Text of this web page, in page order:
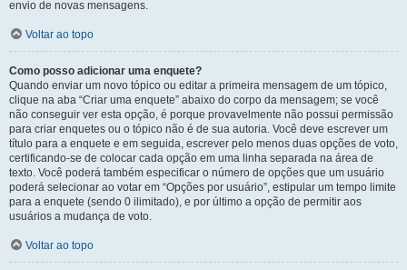
envio de novas mensagens.
Voltar ao topo
Como posso adicionar uma enquete?
Quando enviar um novo tópico ou editar a primeira mensagem de um tópico,
clique na aba “Criar uma enquete” abaixo do corpo da mensagem; se você
não conseguir ver esta opção, é porque provavelmente não possui permissão
para criar enquetes ou o tópico não é de sua autoria. Você deve escrever um
título para a enquete e em seguida, escrever pelo menos duas opções de voto,
certificando-se de colocar cada opção em uma linha separada na área de
texto. Você poderá também especificar o número de opções que um usuário
poderá selecionar ao votar em “Opções por usuário”, estipular um tempo limite
para a enquete (sendo 0 ilimitado), e por último a opção de permitir aos
usuários a mudança de voto.
Voltar ao topo